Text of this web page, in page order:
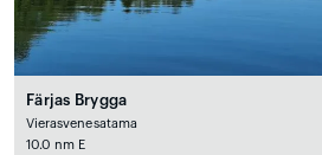
Färjas Brygga
Vierasvenesatama
10.0 nm E